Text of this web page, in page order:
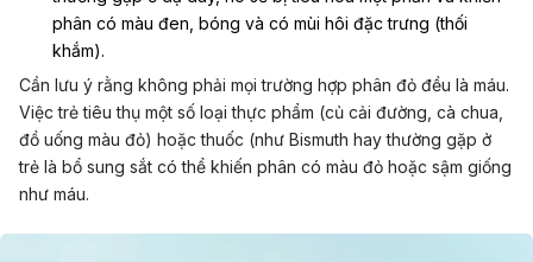
phân có màu đen, bóng và có mùi hôi đặc trưng (thối
khắm).
Cần lưu ý rằng không phải mọi trường hợp phân đỏ đều là máu.
Việc trẻ tiêu thụ một số loại thực phẩm (củ cải đường, cà chua,
đồ uống màu đỏ) hoặc thuốc (như Bismuth hay thường gặp ở
trẻ là bổ sung sắt có thể khiến phân có màu đỏ hoặc sậm giống
như máu.